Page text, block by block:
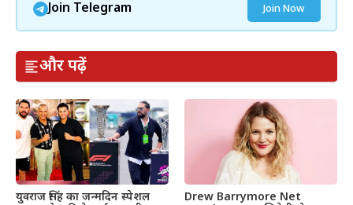
Join Telegram Join Now
और पढ़ें
युवराज सिंह का जन्मदिन स्पेशल
Drew Barrymore Net